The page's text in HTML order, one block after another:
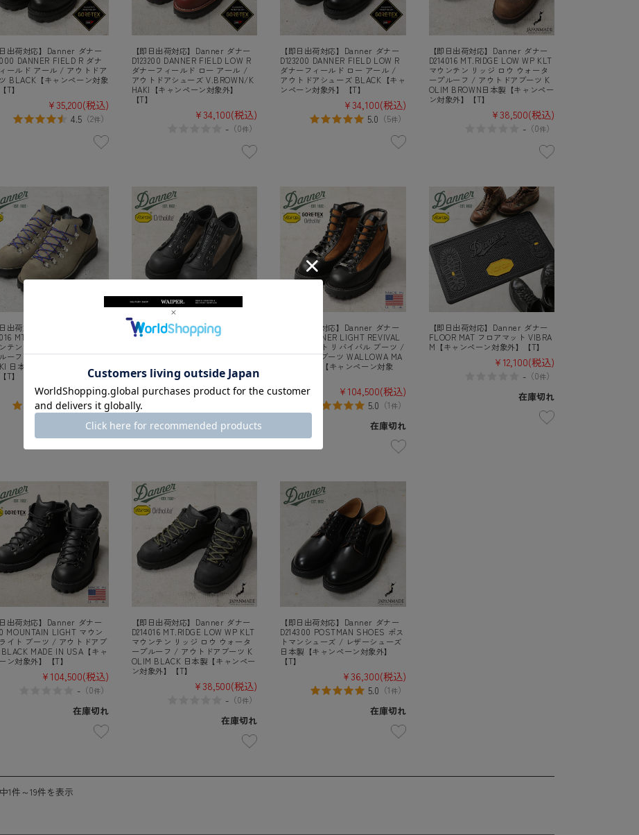
日出荷対応】Danner ダナー
DANNER FIELD R ダナ
ールド アール / アウトドア
BLACK【キャンペーン対象
T】
¥35,200(税込)
4.5（2件）
【即日出荷対応】Danner ダナー
D123200 DANNER FIELD LOW R
ダナーフィールド ロー アール /
アウトドアシューズ V.BROWN/K
HAKI【キャンペーン対象外】
【T】
¥34,100(税込)
- （0件）
【即日出荷対応】Danner ダナー
D123200 DANNER FIELD LOW R
ダナーフィールド ロー アール /
アウトドアシューズ BLACK【キャ
ンペーン対象外】【T】
¥34,100(税込)
5.0 （5件）
【即日出荷対応】Danner ダナー
D214016 MT.RIDGE LOW WP KLT
マウンテン リッジ ロウ ウォータ
ープルーフ / アウトドアブーツ K
OLIM BROWN日本製【キャンペー
ン対象外】【T】
¥38,500(税込)
- （0件）
日出荷対応】Danner ダナー
MT.RIDGE LOW WP KLT
テン リッジ ロウ ウォータ
ーフ / アウトドアブーツ S.
日本製【キャンペーン対象
T】
¥38,500(税込)
4.0（1 件）
【即日出荷対応】Danner ダナー
D214014 CASCADE RANGE WP カ
ーズ 日本製【キャンペーン対象
外】【T】
¥39,600(税込)
5.0 （1件 ）
【即日出荷対応】Danner ダナー
30424 DANNER LIGHT REVIVAL
ダナーライト リバイバル ブーツ /
アウトドアブーツ WALLOWA MA
DE IN USA【キャンペーン対象
¥104,500(税込)
5.0 （1件）
在庫切れ
【即日出荷対応】Danner ダナー
FLOOR MAT フロアマット VIBRA
M【キャンペーン対象外】【T】
¥12,100(税込)
- （0件）
在庫切れ
日出荷対応】Danner ダナー
MOUNTAIN LIGHT マウン
イト ブーツ / アウトドアブ
MADE IN USA【キャ
ン対象外】【T】
¥104,500(税込)
-（0件）
在庫切れ
【即日出荷対応】Danner ダナー
D214016 MT.RIDGE LOW WP KLT
マウンテン リッジ ロウ ウォータ
ープルーフ / アウトドアブーツ K
OLIM BLACK 日本製【キャンペー
ン対象外】【T】
¥38,500(税込)
- （0件）
在庫切れ
【即日出荷対応】Danner ダナー
D214300 POSTMAN SHOES ポス
トマンシューズ / レザーシューズ
日本製【キャンペーン対象外】
【T】
¥36,300(税込)
5.0 （1件）
在庫切れ
1件～19件を表示